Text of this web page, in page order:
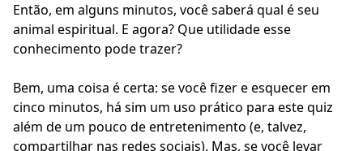
Então, em alguns minutos, você saberá qual é seu
animal espiritual. E agora? Que utilidade esse
conhecimento pode trazer?
Bem, uma coisa é certa: se você fizer e esquecer em
cinco minutos, há sim um uso prático para este quiz
além de um pouco de entretenimento (e, talvez,
compartilhar nas redes sociais). Mas, se você levar